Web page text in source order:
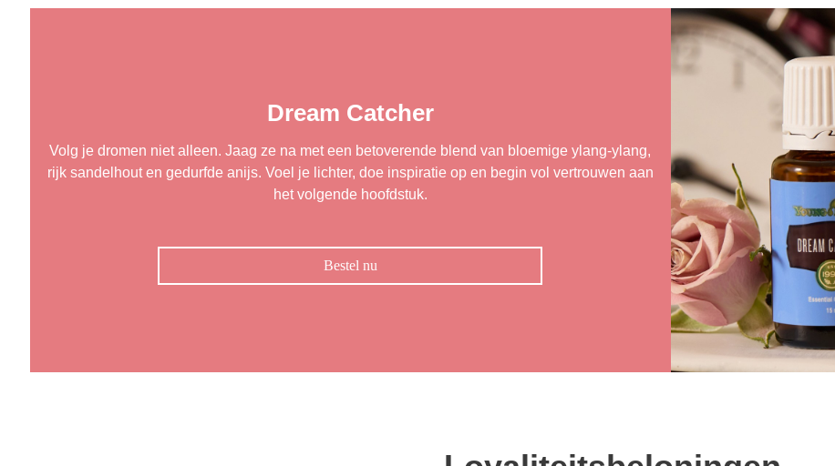
Dream Catcher
Volg je dromen niet alleen. Jaag ze na met een betoverende blend van bloemige ylang-ylang,
rijk sandelhout en gedurfde anijs. Voel je lichter, doe inspiratie op en begin vol vertrouwen aan
het volgende hoofdstuk.
Bestel nu